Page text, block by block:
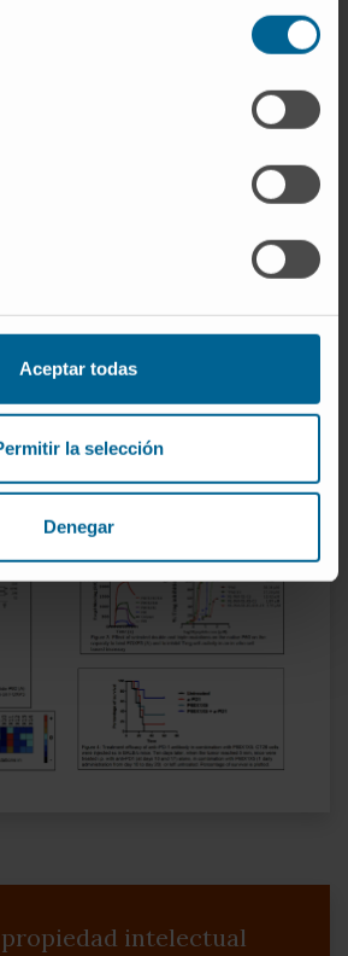
Aceptar todas
la selección
Denegar
de colon en un modelo
como nuevos
la inmunoterapia de tumores.
de Treg P60 interactúa
y su
AML1. Se han identificado
implicados en la
péptidos derivados de
capacidad inhibidora de
antitumoral.